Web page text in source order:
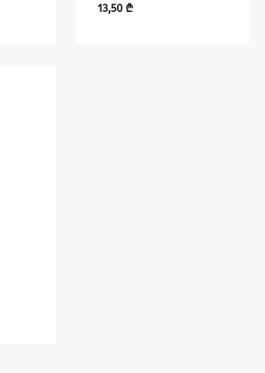
13,50 ₾